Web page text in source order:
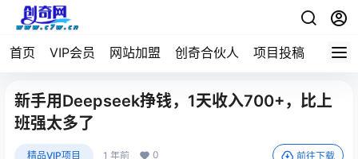
首页 VIP会员 网站加盟 创奇合伙人 项目投稿
新手用Deepseek挣钱，1天收入700+，比上
班强太多了
精品VIP项目 1 年前 0 前往下载